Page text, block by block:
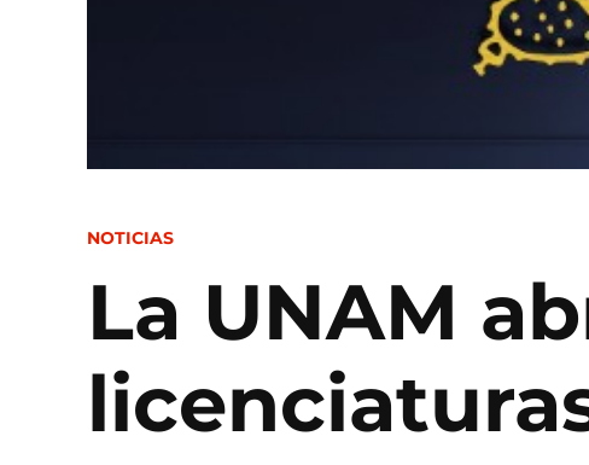
POSTED
NOTICIAS
La UNAM